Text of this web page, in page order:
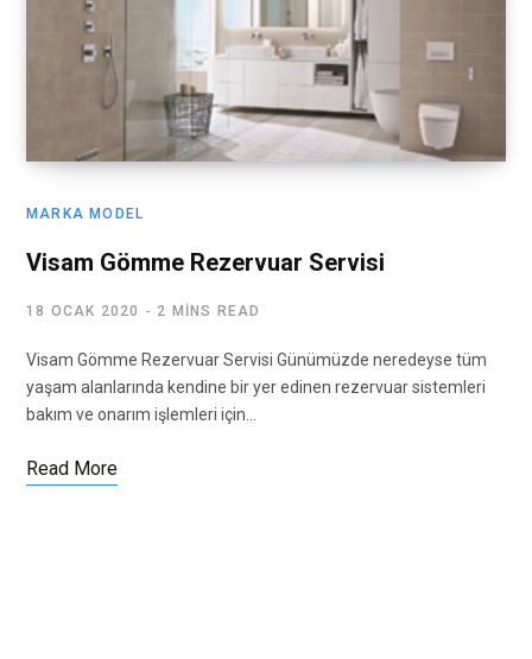
MARKA MODEL
Visam Gömme Rezervuar Servisi
18 OCAK 2020 2 MINS READ
Visam Gömme Rezervuar Servisi Günümüzde neredeyse tüm
yaşam alanlarında kendine bir yer edinen rezervuar sistemleri
bakım ve onarım işlemleri için…
Read More